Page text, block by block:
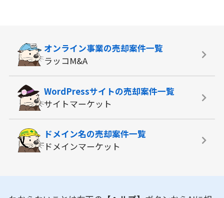
オンライン事業の売却案件一覧
ラッコM&A
WordPressサイトの売却案件一覧
サイトマーケット
ドメイン名の売却案件一覧
ドメインマーケット